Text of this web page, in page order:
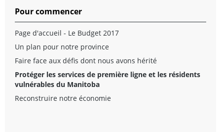
Pour commencer
Page d'accueil - Le Budget 2017
Un plan pour notre province
Faire face aux défis dont nous avons hérité
Protéger les services de première ligne et les résidents
vulnérables du Manitoba
Reconstruire notre économie